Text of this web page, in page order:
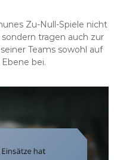
Zu-Null-Spiele nicht
tragen auch zur
Teams sowohl auf
bei.